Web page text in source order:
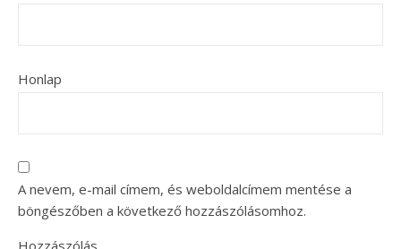
Honlap
A nevem, e-mail címem, és weboldalcímem mentése a
böngészőben a következő hozzászólásomhoz.
Hozzászólás